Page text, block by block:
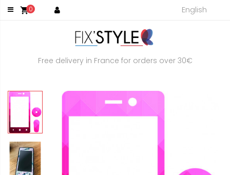
shopping_cart0 English
Free delivery in France for orders over 30€